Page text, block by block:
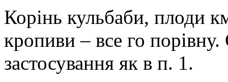
Корінь кульбаби, плоди
кропиви – все го порівну.
застосування як в п. 1.